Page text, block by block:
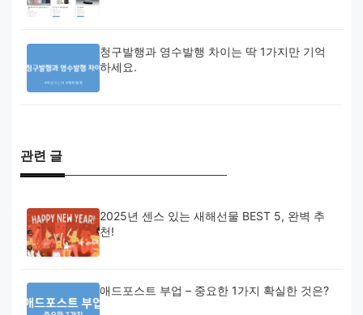
청구발행과 영수발행 차이는 딱 1가지만 기억
하세요.
관련 글
2025년 센스 있는 새해선물 BEST 5, 완벽 추
천!
애드포스트 부업 – 중요한 1가지 확실한 것은?